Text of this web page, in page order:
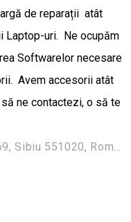
de reparații atât
Laptop-uri. Ne ocupăm
Softwarelor necesare
Avem accesorii atât
ne contactezi, o să te